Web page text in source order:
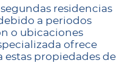
segundas residencias
a periodos
o ubicaciones
ofrece
propiedades de